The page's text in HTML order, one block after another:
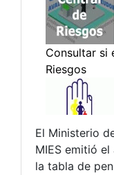
El Ministerio
MIES emitió
la tabla de